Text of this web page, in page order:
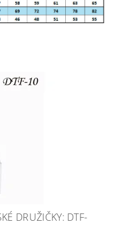
DRUŽIČKY: DTF-